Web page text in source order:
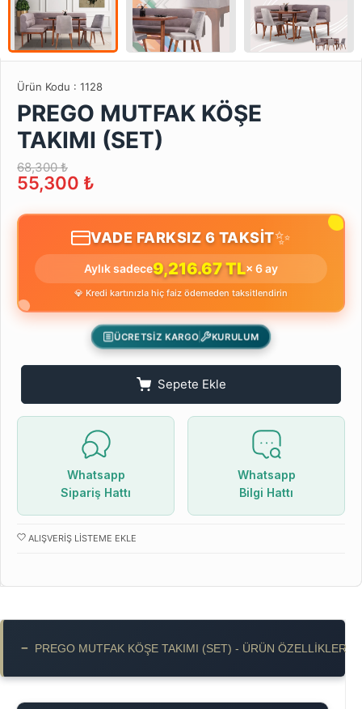
Ürün Kodu : 1128
PREGO MUTFAK KÖŞE
TAKIMI (SET)
68,300 ₺
55,300 ₺
VADE FARKSIZ 6 TAKSİT✨
Aylık sadece9,216.67 TL× 6 ay
💎 Kredi kartınızla hiç faiz ödemeden taksitlendirin
ÜCRETSİZ KARGO KURULUM
Sepete Ekle
Whatsapp
Sipariş Hattı
Whatsapp
Bilgi Hattı
ALIŞVERIŞ LISTEME EKLE
− PREGO MUTFAK KÖŞE TAKIMI (SET) - ÜRÜN ÖZELLIKLERI